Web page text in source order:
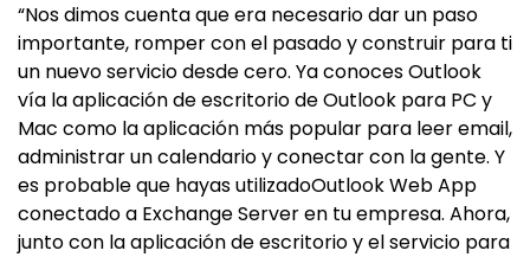
“Nos dimos cuenta que era necesario dar un paso
importante, romper con el pasado y construir para ti
un nuevo servicio desde cero. Ya conoces Outlook
vía la aplicación de escritorio de Outlook para PC y
Mac como la aplicación más popular para leer email,
administrar un calendario y conectar con la gente. Y
es probable que hayas utilizadoOutlook Web App
conectado a Exchange Server en tu empresa. Ahora,
junto con la aplicación de escritorio y el servicio para